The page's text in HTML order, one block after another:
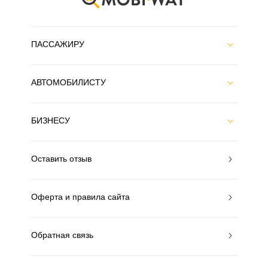
ПАССАЖИРУ
АВТОМОБИЛИСТУ
БИЗНЕСУ
Оставить отзыв
Оферта и правила сайта
Обратная связь